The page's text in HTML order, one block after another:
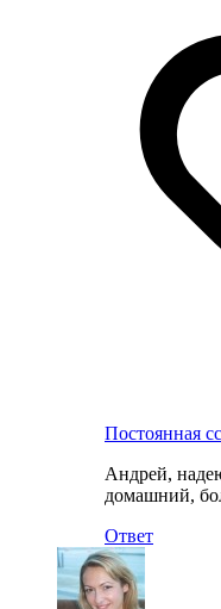
Постоянная
Андрей,
домашний,
Ответ